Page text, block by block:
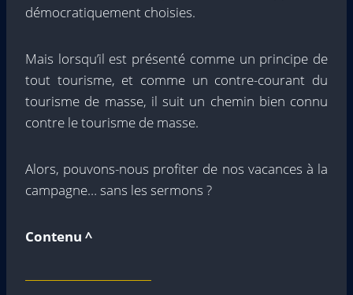
démocratiquement choisies.
Mais lorsqu’il est présenté comme un principe de
tout tourisme, et comme un contre-courant du
tourisme de masse, il suit un chemin bien connu
contre le tourisme de masse.
Alors, pouvons-nous profiter de nos vacances à la
campagne… sans les sermons ?
Contenu ^